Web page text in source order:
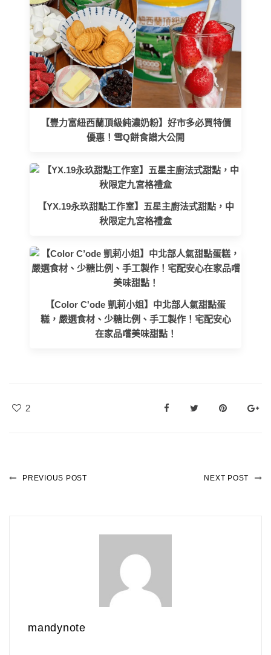
【豐力富紐西蘭頂級純濃奶粉】好市多必買特價
優惠！雪Q餅食譜大公開
【YX.19永玖甜點工作室】五星主廚法式甜點，中
秋限定九宮格禮盒
【Color C'ode 凱莉小姐】中北部人氣甜點蛋
糕，嚴選食材、少糖比例、手工製作！宅配安心
在家品嚐美味甜點！
2
PREVIOUS POST NEXT POST
mandynote